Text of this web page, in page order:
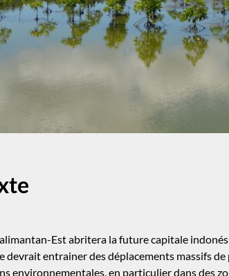
Est abritera la future capitale
devrait entrainer des déplacements massifs
environnementales, en particulier dans des